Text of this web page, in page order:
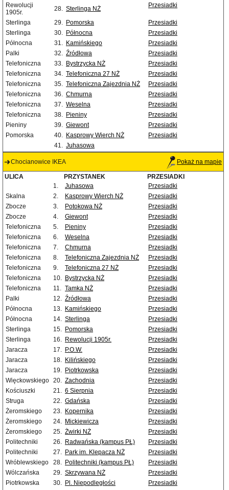
Rewolucji
1905r.
28. Sterlinga NŻ Przesiadki
Sterlinga 29. Pomorska
Przesiadki
Sterlinga
30. Północna
Przesiadki
Północna
31. Kamińskiego
Przesiadki
Palki
32. Źródłowa
Przesiadki
Telefoniczna
33. Bystrzycka NŻ
Przesiadki
Telefoniczna
34. Telefoniczna 27 NŻ
Przesiadki
Telefoniczna
35. Telefoniczna Zajezdnia NŻ
Przesiadki
Telefoniczna
36. Chmurna
Przesiadki
Telefoniczna
37. Weselna
Przesiadki
Telefoniczna
38. Pieniny
Przesiadki
Pieniny
39. Giewont
Przesiadki
Pomorska
40. Kasprowy Wierch NŻ
Przesiadki
41. Juhasowa
Chocianowice IKEA Pokaż na mapie
ULICA PRZYSTANEK
PRZESIADKI
1.
Juhasowa
Przesiadki
Skalna
2. Kasprowy Wierch NŻ
Przesiadki
Zbocze
3. Potokowa NŻ
Przesiadki
Zbocze
4. Giewont
Przesiadki
Telefoniczna
5. Pieniny
Przesiadki
Telefoniczna
6. Weselna
Przesiadki
Telefoniczna
7. Chmurna
Przesiadki
Telefoniczna
8. Telefoniczna Zajezdnia NŻ
Przesiadki
Telefoniczna
9. Telefoniczna 27 NŻ
Przesiadki
Telefoniczna
10. Bystrzycka NŻ
Przesiadki
Telefoniczna
11. Tamka NŻ
Przesiadki
Palki
12. Źródłowa
Przesiadki
Północna
13. Kamińskiego
Przesiadki
Północna
14. Sterlinga
Przesiadki
Sterlinga
15. Pomorska
Przesiadki
Sterlinga
16. Rewolucji 1905r.
Przesiadki
Jaracza
17. P.O.W.
Przesiadki
Jaracza
18. Kilińskiego
Przesiadki
Jaracza
19. Piotrkowska
Przesiadki
Więckowskiego 20. Zachodnia
Przesiadki
Kościuszki
21. 6 Sierpnia
Przesiadki
Struga
22. Gdańska
Przesiadki
Żeromskiego
23. Kopernika
Przesiadki
Żeromskiego
24. Mickiewicza
Przesiadki
Żeromskiego
25. Żwirki NŻ
Przesiadki
Politechniki
26. Radwańska (kampus PŁ)
Przesiadki
Politechniki
27. Park im. Klepacza NŻ
Przesiadki
Wróblewskiego
28. Politechniki (kampus PŁ)
Przesiadki
Wólczańska
29. Skrzywana NŻ
Przesiadki
Piotrkowska
30. Pl. Niepodległości
Przesiadki